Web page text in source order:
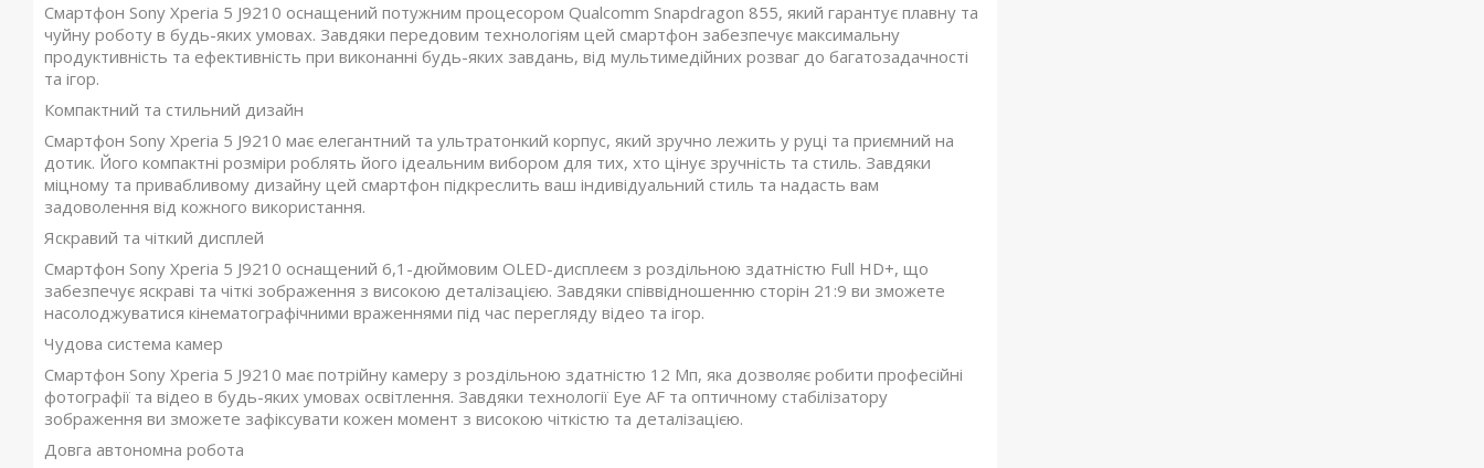
Смартфон Sony Xperia 5 J9210 оснащений потужним процесором Qualcomm Snapdragon 855, який гарантує плавну та
чуйну роботу в будь-яких умовах. Завдяки передовим технологіям цей смартфон забезпечує максимальну
продуктивність та ефективність при виконанні будь-яких завдань, від мультимедійних розваг до багатозадачності
та ігор.
Компактний та стильний дизайн
Смартфон Sony Xperia 5 J9210 має елегантний та ультратонкий корпус, який зручно лежить у руці та приємний на
дотик. Його компактні розміри роблять його ідеальним вибором для тих, хто цінує зручність та стиль. Завдяки
міцному та привабливому дизайну цей смартфон підкреслить ваш індивідуальний стиль та надасть вам
задоволення від кожного використання.
Яскравий та чіткий дисплей
Смартфон Sony Xperia 5 J9210 оснащений 6,1-дюймовим OLED-дисплеєм з роздільною здатністю Full HD+, що
забезпечує яскраві та чіткі зображення з високою деталізацією. Завдяки співвідношенню сторін 21:9 ви зможете
насолоджуватися кінематографічними враженнями під час перегляду відео та ігор.
Чудова система камер
Смартфон Sony Xperia 5 J9210 має потрійну камеру з роздільною здатністю 12 Мп, яка дозволяє робити професійні
фотографії та відео в будь-яких умовах освітлення. Завдяки технології Eye AF та оптичному стабілізатору
зображення ви зможете зафіксувати кожен момент з високою чіткістю та деталізацією.
Довга автономна робота